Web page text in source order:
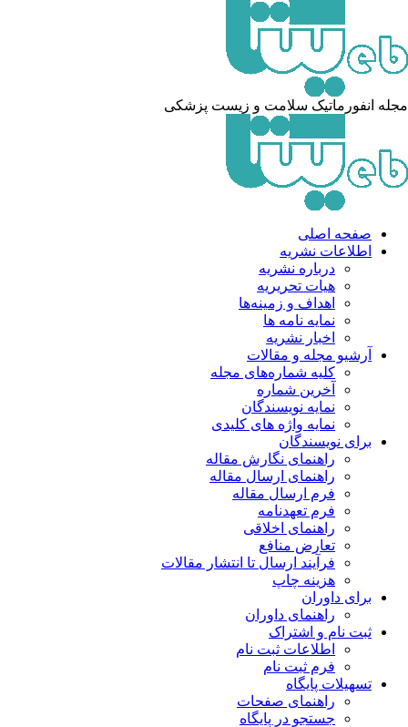
انفورماتیک سلامت و زیست پزشکی
صفحه اصلی
اطلاعات نشریه
درباره نشریه
هیات تحریریه
اهداف و زمینه‌ها
نمایه نامه ها
اخبار نشریه
آرشیو مجله و مقالات
کلیه شماره‌های مجله
آخرین شماره
نمایه نویسندگان
نمایه واژه های کلیدی
برای نویسندگان
راهنمای نگارش مقاله
راهنمای ارسال مقاله
فرم ارسال مقاله
فرم تعهدنامه
راهنمای اخلاقی
تعارض منافع
فرآیند ارسال تا انتشار مقالات
هزینه چاپ
برای داوران
راهنمای داوران
ثبت نام و اشتراک
اطلاعات ثبت نام
فرم ثبت نام
تسهیلات پایگاه
راهنمای صفحات
جستجو در پایگاه